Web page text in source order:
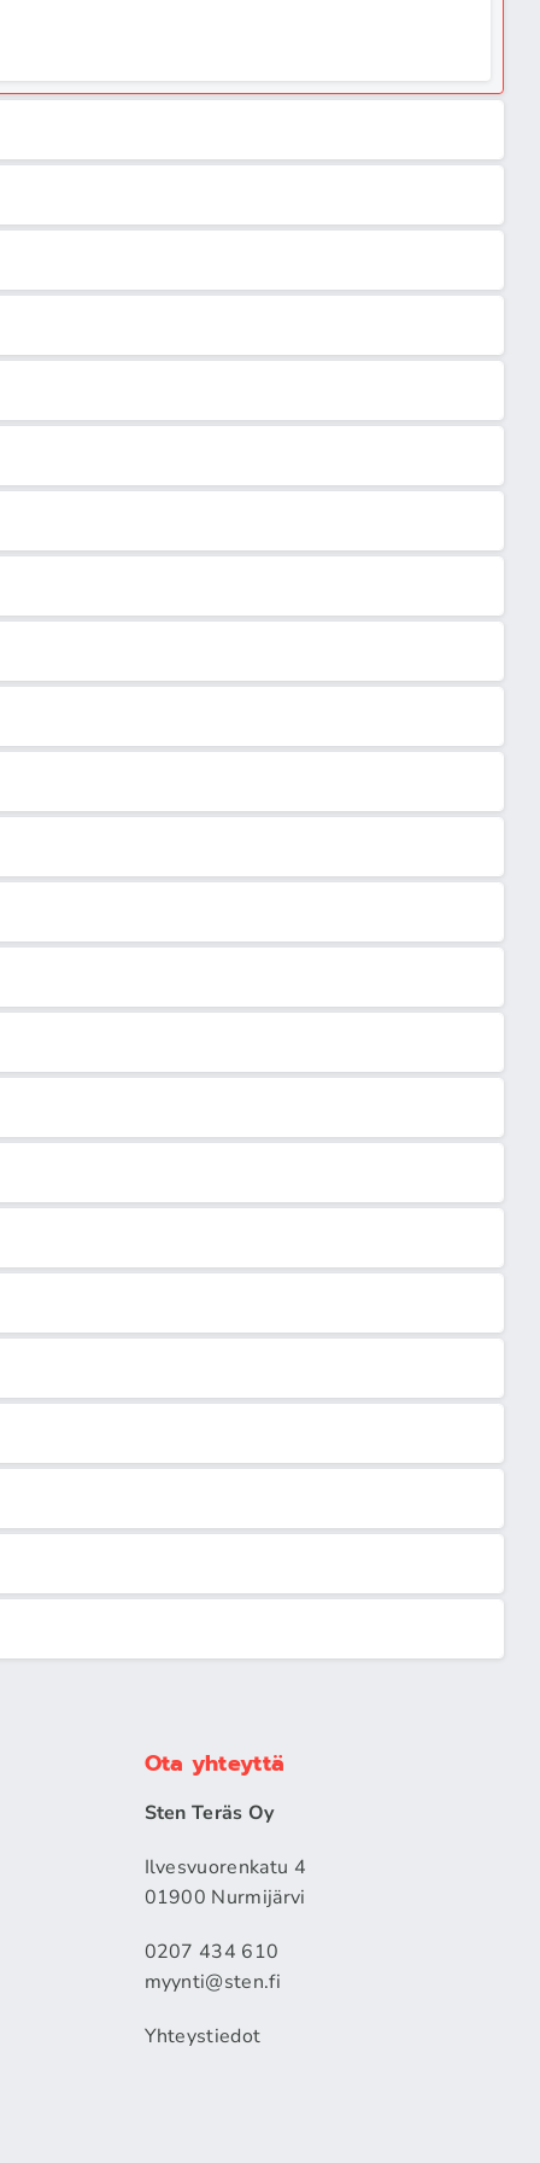
Ota yhteyttä
Sten Teräs Oy
Ilvesvuorenkatu 4
01900 Nurmijärvi
0207 434 610
myynti@sten.fi
Yhteystiedot